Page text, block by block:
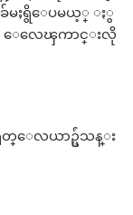
ာ့ခ်မႈရွိေပမယ့္ ႏွ
တဲ့ ေလေၾကာင္းလို
ရုတ္ေလယာဥ္ပ်ံသန္း